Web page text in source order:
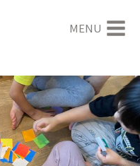
MENU